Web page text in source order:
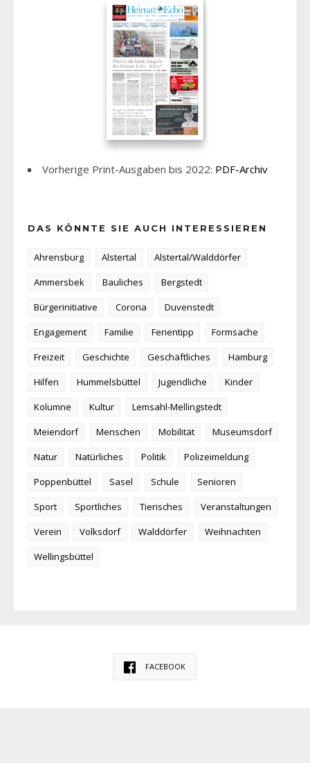
Vorherige Print-Ausgaben bis 2022: PDF-Archiv
DAS KÖNNTE SIE AUCH INTERESSIEREN
Ahrensburg Alstertal
Alstertal/Walddörfer
Ammersbek
Bauliches
Bergstedt
Bürgerinitiative
Corona
Duvenstedt
Engagement
Familie Ferientipp
Formsache
Freizeit
Geschichte Geschäftliches
Hamburg
Hilfen
Hummelsbüttel Jugendliche
Kinder
Kolumne
Kultur
Lemsahl-Mellingstedt
Meiendorf
Menschen Mobilität
Museumsdorf
Natur
Natürliches Politik
Polizeimeldung
Poppenbüttel
Sasel Schule
Senioren
Sport
Sportliches Tierisches
Veranstaltungen
Verein
Volksdorf Walddörfer
Weihnachten
Wellingsbüttel
FACEBOOK